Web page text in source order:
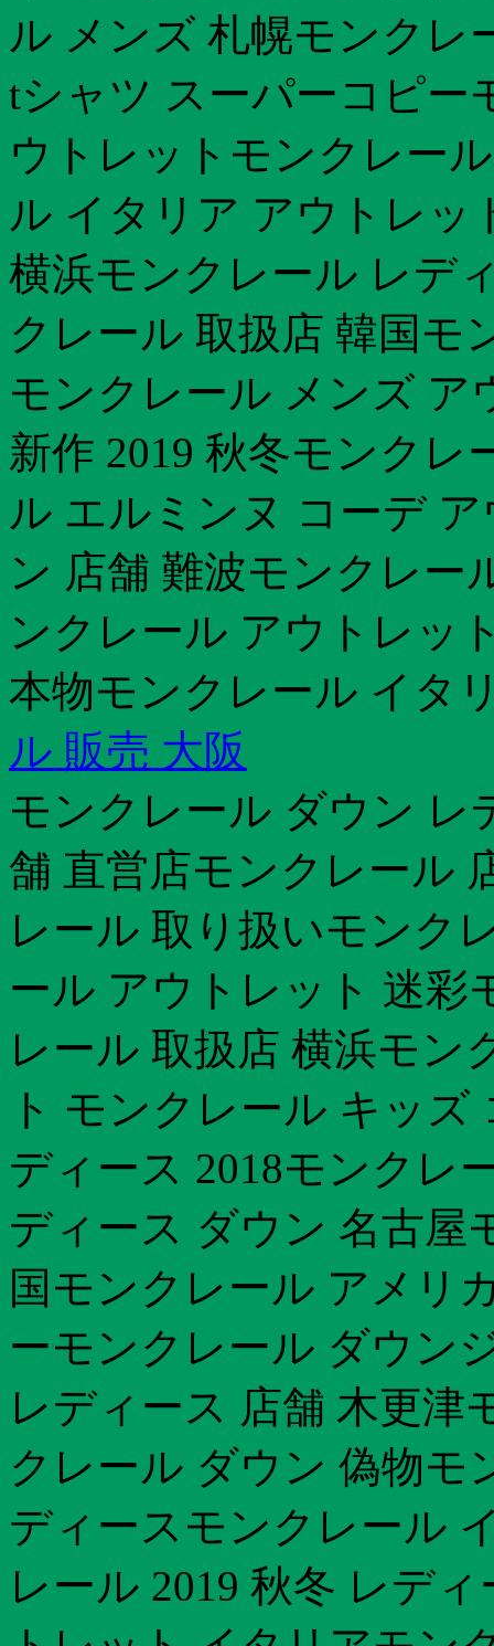
ル メンズ 札幌モンクレ
tシャツ スーパーコピー
ウトレットモンクレー
ル イタリア アウトレッ
横浜モンクレール レデ
クレール 取扱店 韓国モ
モンクレール メンズ ア
新作 2019 秋冬モンクレ
ル エルミンヌ コーデ
ン 店舗 難波モンクレー
ンクレール アウトレッ
本物モンクレール イタ
ル 販売 大阪
モンクレール ダウン レ
舗 直営店モンクレール
レール 取り扱いモンク
ール アウトレット 迷彩
レール 取扱店 横浜モン
ト モンクレール キッ
ディース 2018モンクレ
ディース ダウン 名古屋
国モンクレール アメリ
ーモンクレール ダウン
レディース 店舗 木更津
クレール ダウン 偽物モ
ディースモンクレール
レール 2019 秋冬 レデ